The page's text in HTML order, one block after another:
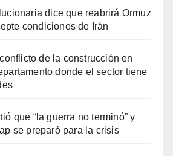
dice que reabrirá Ormuz
condiciones de Irán
de la construcción en
donde el sector tiene
que “la guerra no terminó” y
se preparó para la crisis